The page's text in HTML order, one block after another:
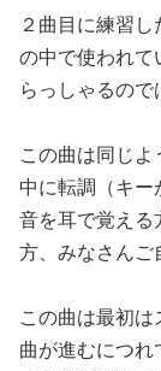
２曲目に練習
の中で使われて
らっしゃるので
この曲は同じ
中に転調（キー
音を耳で覚える
方、みなさんご
この曲は最初は
曲が進むにつれ